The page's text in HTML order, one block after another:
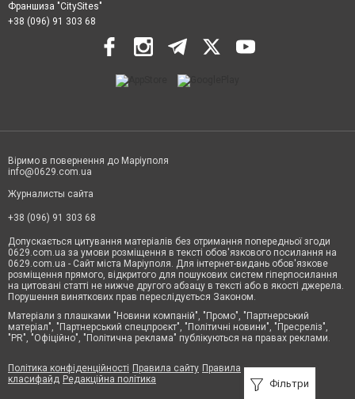
Фільтри
Франшиза "CitySites"
+38 (096) 91 303 68
Віримо в повернення до Маріуполя
info@0629.com.ua
Журналисты сайта
+38 (096) 91 303 68
Допускається цитування матеріалів без отримання попередньої згоди
0629.com.ua за умови розміщення в тексті обов'язкового посилання на
0629.com.ua - Сайт міста Маріуполя. Для інтернет-видань обов'язкове
розміщення прямого, відкритого для пошукових систем гіперпосилання
на цитовані статті не нижче другого абзацу в тексті або в якості джерела.
Порушення виняткових прав переслідується Законом.
Матеріали з плашками "Новини компаній", "Промо", "Партнерський
матеріал", "Партнерський спецпроєкт", "Політичні новини", "Пресреліз",
"PR", "Офіційно", "Політична реклама" публікуються на правах реклами.
Політика конфіденційності Правила сайту Правила
класифайд Редакційна політика